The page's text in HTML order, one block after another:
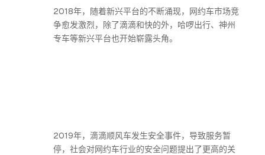
2018年，随着新兴平台的不断涌现，网约车市场竞
争愈发激烈，除了滴滴和快的外，哈啰出行、神州
专车等新兴平台也开始崭露头角。
2019年，滴滴顺风车发生安全事件，导致服务暂
停，社会对网约车行业的安全问题提出了更高的关